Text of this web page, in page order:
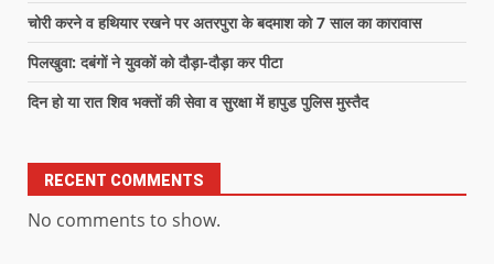
चोरी करने व हथियार रखने पर अतरपुरा के बदमाश को 7 साल का कारावास
पिलखुवा: दबंगों ने युवकों को दौड़ा-दौड़ा कर पीटा
दिन हो या रात शिव भक्तों की सेवा व सुरक्षा में हापुड पुलिस मुस्तैद
RECENT COMMENTS
No comments to show.